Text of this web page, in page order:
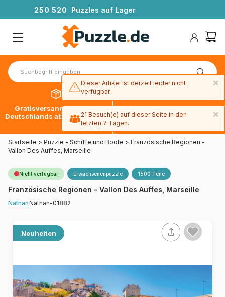
250 520 Puzzles auf Lager
Gratisversand innerhalb
Deutschlands ab 49 € mit DPD
30 Tage später bezahlen
mit Paypal
Startseite > Puzzle - Schiffe und Boote > Französische Regionen -
Vallon Des Auffes, Marseille
Nicht verfügbar Erwachsenenpuzzle 1500 Teile
Französische Regionen - Vallon Des Auffes, Marseille
NathanNathan-01882
Neuheiten
×
Dieser Artikel ist derzeit leider nicht
verfügbar.
×
21 Besuch(e) auf dieser Seite in den
letzten 7 Tagen.